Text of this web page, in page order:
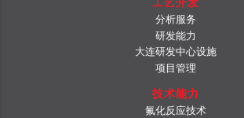
分析服务
研发能力
大连研发中心设施
项目管理
技术能力
氟化反应技术